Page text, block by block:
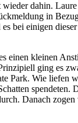
dahin.
in
bei einigen
kleinen
ging es
Park. Wie liefen
spendeten.
Danach